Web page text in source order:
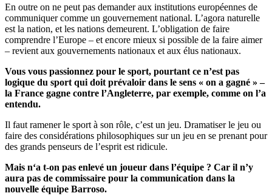
En outre on ne peut pas demander aux institutions européennes de
communiquer comme un gouvernement national. L’agora naturelle
est la nation, et les nations demeurent. L’obligation de faire
comprendre l’Europe – et encore mieux si possible de la faire aimer
– revient aux gouvernements nationaux et aux élus nationaux.
Vous vous passionnez pour le sport, pourtant ce n’est pas
logique du sport qui doit prévaloir dans le sens « on a gagné » –
la France gagne contre l’Angleterre, par exemple, comme on l’a
entendu.
Il faut ramener le sport à son rôle, c’est un jeu. Dramatiser le jeu ou
faire des considérations philosophiques sur un jeu en se prenant pour
des grands penseurs de l’esprit est ridicule.
Mais n‘a t-on pas enlevé un joueur dans l’équipe ? Car il n’y
aura pas de commissaire pour la communication dans la
nouvelle équipe Barroso.